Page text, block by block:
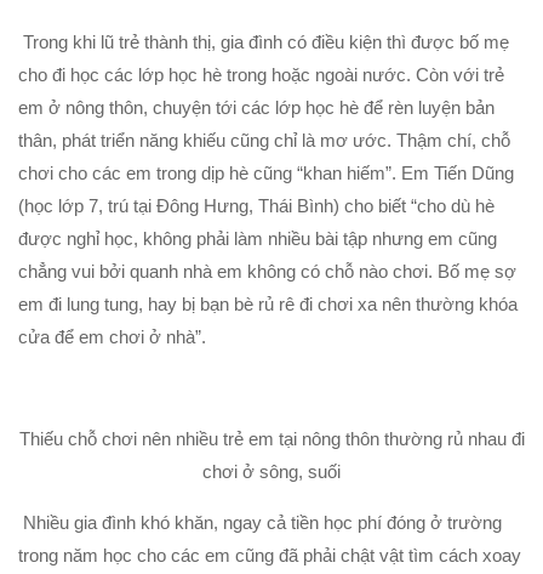
Trong khi lũ trẻ thành thị, gia đình có điều kiện thì được bố mẹ
cho đi học các lớp học hè trong hoặc ngoài nước. Còn với trẻ
em ở nông thôn, chuyện tới các lớp học hè để rèn luyện bản
thân, phát triển năng khiếu cũng chỉ là mơ ước. Thậm chí, chỗ
chơi cho các em trong dịp hè cũng “khan hiếm”. Em Tiến Dũng
(học lớp 7, trú tại Đông Hưng, Thái Bình) cho biết “cho dù hè
được nghỉ học, không phải làm nhiều bài tập nhưng em cũng
chẳng vui bởi quanh nhà em không có chỗ nào chơi. Bố mẹ sợ
em đi lung tung, hay bị bạn bè rủ rê đi chơi xa nên thường khóa
cửa để em chơi ở nhà”.
Thiếu chỗ chơi nên nhiều trẻ em tại nông thôn thường rủ nhau đi
chơi ở sông, suối
Nhiều gia đình khó khăn, ngay cả tiền học phí đóng ở trường
trong năm học cho các em cũng đã phải chật vật tìm cách xoay